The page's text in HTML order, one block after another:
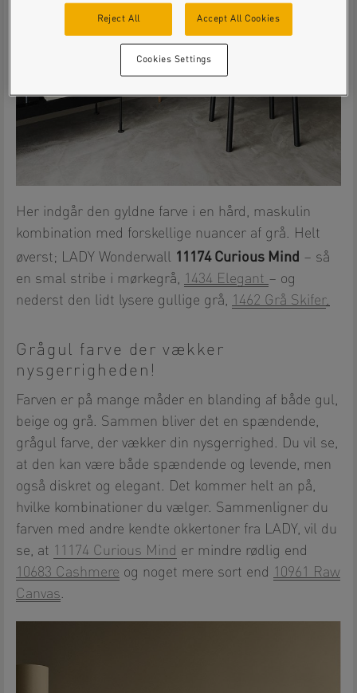
Her indgår den gyldne farve i en hård, maskulin
kombination med forskellige nuancer af grå. Helt
øverst; LADY Wonderwall 11174 Curious Mind – så
en smal stribe i mørkegrå, 1434 Elegant – og
nederst den lidt lysere gullige grå, 1462 Grå Skifer.
Grågul farve der vækker
nysgerrigheden!
Farven er på mange måder en blanding af både gul,
beige og grå. Sammen bliver det en spændende,
grågul farve, der vækker din nysgerrighed. Du vil se,
at den kan være både spændende og levende, men
også diskret og elegant. Det kommer helt an på,
hvilke kombinationer du vælger. Sammenligner du
farven med andre kendte okkertoner fra LADY, vil du
se, at 11174 Curious Mind er mindre rødlig end
10683 Cashmere og noget mere sort end 10961 Raw
Canvas.
Reject All Accept All Cookies
Cookies Settings